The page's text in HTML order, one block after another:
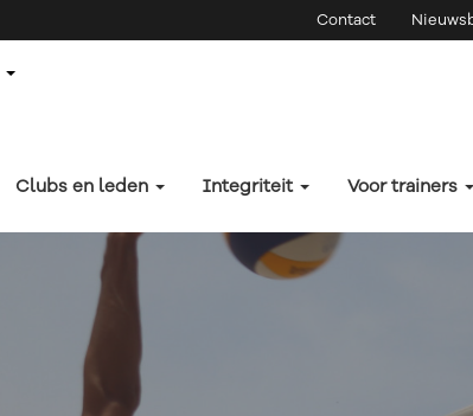
Contact
Clubs en leden Integriteit Voor trainers